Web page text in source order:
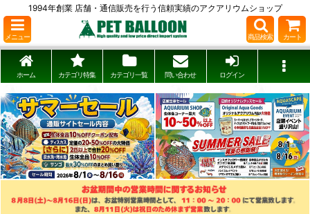
1994年創業 店舗・通信販売を行う信頼実績のアクアリウムショップ
メニュー 商品検索 カート
ホーム カテゴリ特集 カテゴリ一覧 問い合わせ ログイン